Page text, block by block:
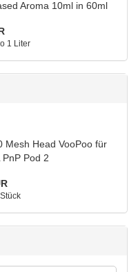
Aroma 10ml in 60ml
1 Liter
Mesh Head VooPoo für
Pod 2